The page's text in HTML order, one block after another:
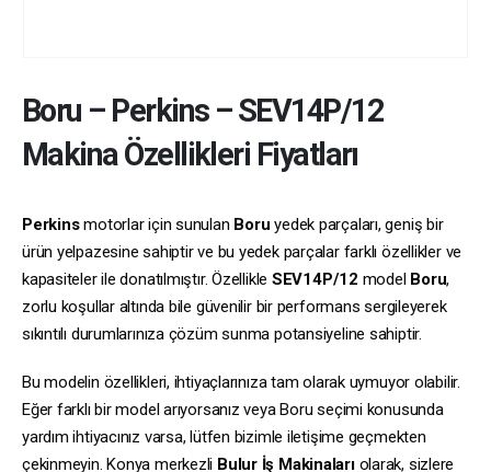
Boru – Perkins–SEV14P/12
Makina Özellikleri Fiyatları
Perkinsmotorlar için sunulan Boru yedek parçaları, geniş bir
ürün yelpazesine sahiptir ve bu yedek parçalar farklı özellikler ve
kapasiteler ile donatılmıştır. Özellikle SEV14P/12 model Boru,
zorlu koşullar altında bile güvenilir bir performans sergileyerek
sıkıntılı durumlarınıza çözüm sunma potansiyeline sahiptir.
Bu modelin özellikleri, ihtiyaçlarınıza tam olarak uymuyor olabilir.
Eğer farklı bir model arıyorsanız veya Boru seçimi konusunda
yardım ihtiyacınız varsa, lütfen bizimle iletişime geçmekten
çekinmeyin. Konya merkezli Bulur İş Makinalarıolarak, sizlere